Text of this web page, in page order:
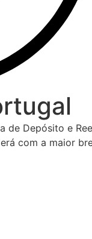
de Depósito e
com a maior